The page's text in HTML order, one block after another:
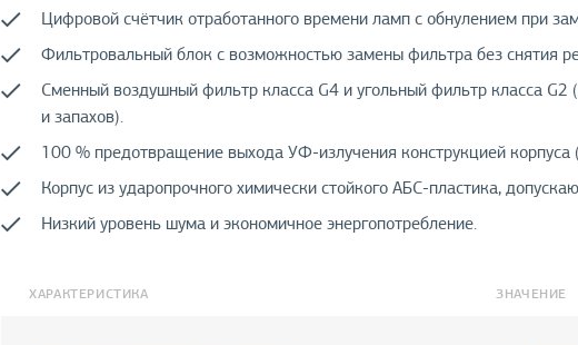
Цифровой счётчик отработанного времени ламп с обнулением при
Фильтровальный блок с возможностью замены фильтра без снятия
Сменный воздушный фильтр класса G4 и угольный фильтр класса G2
и запахов).
100 % предотвращение выхода УФ-излучения конструкцией
Корпус из ударопрочного химически стойкого АБС-пластика,
Низкий уровень шума и экономичное энергопотребление.
ХАРАКТЕРИСТИКА ЗНАЧЕНИЕ